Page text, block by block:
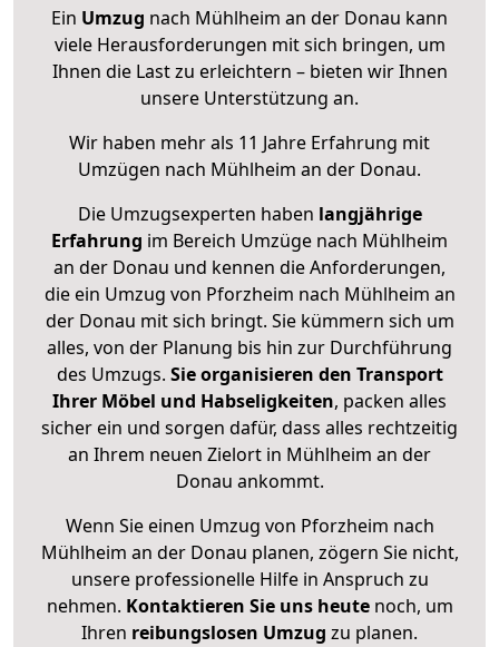
Ein Umzug nach Mühlheim an der Donau kann
viele Herausforderungen mit sich bringen, um
Ihnen die Last zu erleichtern – bieten wir Ihnen
unsere Unterstützung an.
Wir haben mehr als 11 Jahre Erfahrung mit
Umzügen nach Mühlheim an der Donau.
Die Umzugsexperten haben langjährige
Erfahrung im Bereich Umzüge nach Mühlheim
an der Donau und kennen die Anforderungen,
die ein Umzug von Pforzheim nach Mühlheim an
der Donau mit sich bringt. Sie kümmern sich um
alles, von der Planung bis hin zur Durchführung
des Umzugs. Sie organisieren den Transport
Ihrer Möbel und Habseligkeiten, packen alles
sicher ein und sorgen dafür, dass alles rechtzeitig
an Ihrem neuen Zielort in Mühlheim an der
Donau ankommt.
Wenn Sie einen Umzug von Pforzheim nach
Mühlheim an der Donau planen, zögern Sie nicht,
unsere professionelle Hilfe in Anspruch zu
nehmen. Kontaktieren Sie uns heutenoch, um
Ihren reibungslosen Umzug zu planen.